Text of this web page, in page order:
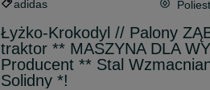
adidas
Łyżko-Krokodyl // Palony
traktor ** MASZYNA DLA
Producent ** Stal
Solidny *!